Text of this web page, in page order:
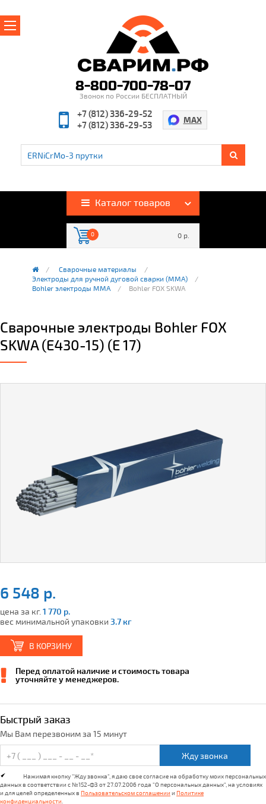
Производители
Полезная информация
Гарантия и возврат
8-800-700-78-07
Звонок по России БЕСПЛАТНЫЙ
+7 (812) 336-29-52
+7 (812) 336-29-53
MAX
Каталог товаров
0 0 р.
Сварочные материалы
Электроды для ручной дуговой сварки (ММА)
Bohler электроды MMA
Bohler FOX SKWA
Сварочные электроды Bohler FOX
SKWA (E430-15) (E 17)
6 548 р.
цена за кг. 1 770 р.
вес минимальной упаковки 3.7 кг
В КОРЗИНУ
Перед оплатой наличие и стоимость товара
уточняйте у менеджеров.
Быстрый заказ
Мы Вам перезвоним за 15 минут
Жду звонка
Нажимая кнопку "Жду звонка", я даю свое согласие на обработку моих персональных
данных в соответствии с №152-ФЗ от 27.07.2006 года "О персональных данных", на условиях
и для целей определенных в Пользовательском соглашении и Политике
конфиденциальности